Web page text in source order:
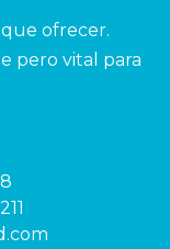
ofrecer.
pero vital para